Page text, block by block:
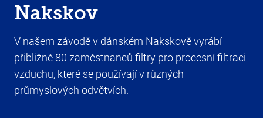
Nakskov
V našem závodě v dánském Nakskově vyrábí
přibližně 80 zaměstnanců filtry pro procesní filtraci
vzduchu, které se používají v různých
průmyslových odvětvích.